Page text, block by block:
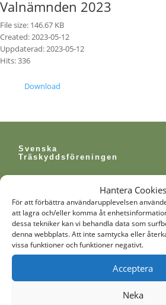
Hantera Cookies
För att förbättra användarupplevelsen
att lagra och/eller komma åt
dessa tekniker kan vi behandla data som
denna webbplats. Att inte samtycka eller
vissa funktioner och funktioner negativt.
Acceptera
Neka
Valnämnden 2023
File size: 146.67 KB
Created: 2023-05-12
Uppdaterad: 2023-05-12
Hits: 336
Download
Svenska
Träskyddsföreningen